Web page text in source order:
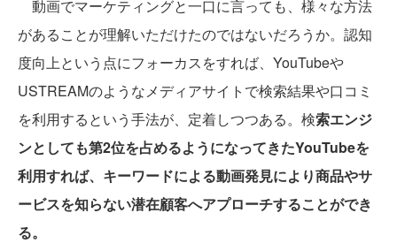
動画でマーケティングと一口に言っても、様々な方法
があることが理解いただけたのではないだろうか。認知
度向上という点にフォーカスをすれば、YouTubeや
USTREAMのようなメディアサイトで検索結果や口コミ
を利用するという手法が、定着しつつある。検索エンジ
ンとしても第2位を占めるようになってきたYouTubeを
利用すれば、キーワードによる動画発見により商品やサ
ービスを知らない潜在顧客へアプローチすることができ
る。